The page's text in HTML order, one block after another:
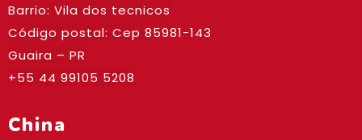
Barrio: Vila dos tecnicos
Código postal: Cep 85981-143
Guaira – PR
+55 44 99105 5208
China